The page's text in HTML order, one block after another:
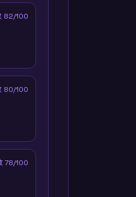
82/100
80/100
78/100